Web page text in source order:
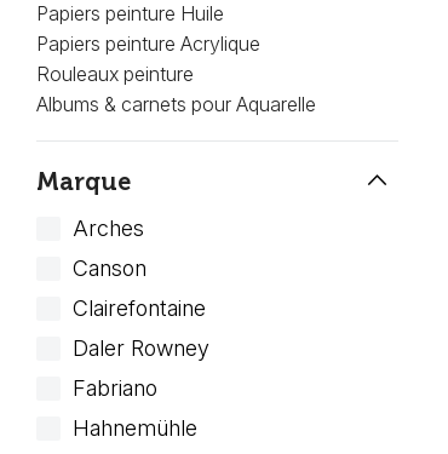
Papiers peinture Huile
Papiers peinture Acrylique
Rouleaux peinture
Albums & carnets pour Aquarelle
Marque keyboard_arrow_up
Arches
Canson
Clairefontaine
Daler Rowney
Fabriano
Hahnemühle